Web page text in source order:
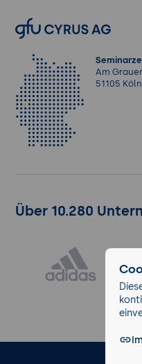
Am
51105
Über 10.280